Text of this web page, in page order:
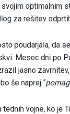
optimalnim
za rešitev
poudarjala, da
Mesec dni po
jasno
še naprej “
tednih vojne, ko je